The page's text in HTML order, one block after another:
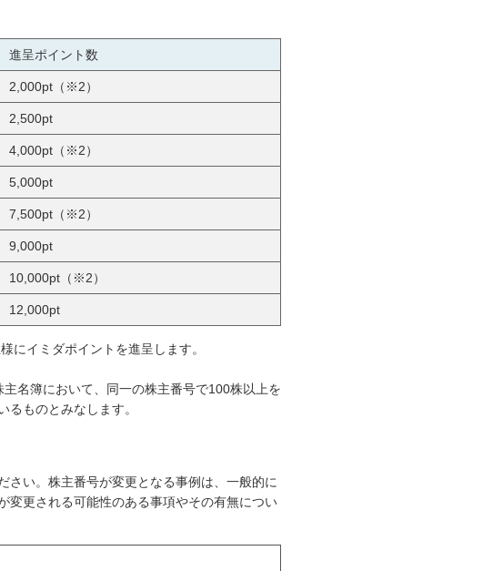
進呈ポイント数
2,000pt（※2）
2,500pt
4,000pt（※2）
5,000pt
7,500pt（※2）
9,000pt
10,000pt（※2）
12,000pt
にイミダポイントを進呈します。
名簿において、同一の株主番号で100株以上を
ものとみなします。
さい。株主番号が変更となる事例は、一般的に
変更される可能性のある事項やその有無につい